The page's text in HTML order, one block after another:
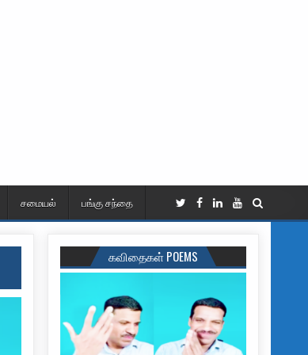
சமையல் பங்கு சந்தை
கவிதைகள் POEMS